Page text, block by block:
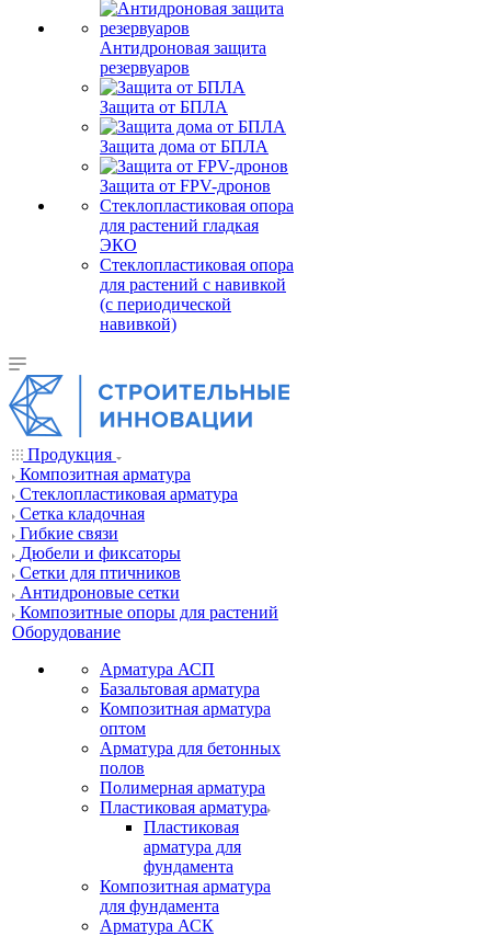
Антидроновая защита
резервуаров
Защита от БПЛА
Защита дома от БПЛА
Защита от FPV-дронов
Стеклопластиковая опора
для растений гладкая
ЭКО
Стеклопластиковая опора
для растений с навивкой
(с периодической
навивкой)
Продукция
Композитная арматура
Cтеклопластиковая арматура
Сетка кладочная
Гибкие связи
Дюбели и фиксаторы
Сетки для птичников
Антидроновые сетки
Композитные опоры для растений
Оборудование
Арматура АСП
Базальтовая арматура
Композитная арматура
оптом
Арматура для бетонных
полов
Полимерная арматура
Пластиковая арматура
Пластиковая
арматура для
фундамента
Композитная арматура
для фундамента
Арматура АСК